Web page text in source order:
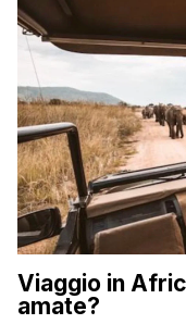
Viaggio in
amate?